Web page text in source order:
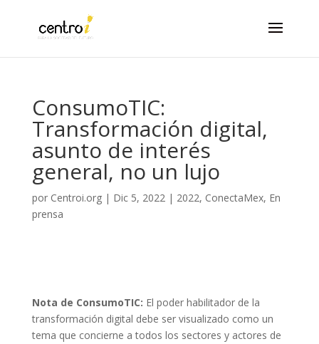
ConsumoTIC:
Transformación digital,
asunto de interés
general, no un lujo
por Centroi.org| Dic 5, 2022| 2022, ConectaMex, En
prensa
Nota de ConsumoTIC: El poder habilitador de la
transformación digital debe ser visualizado como un
tema que concierne a todos los sectores y actores de